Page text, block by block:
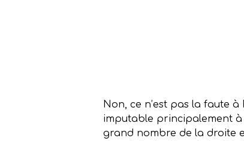
Non, ce n’est pas la faute
imputable principalement à
grand nombre de la droite